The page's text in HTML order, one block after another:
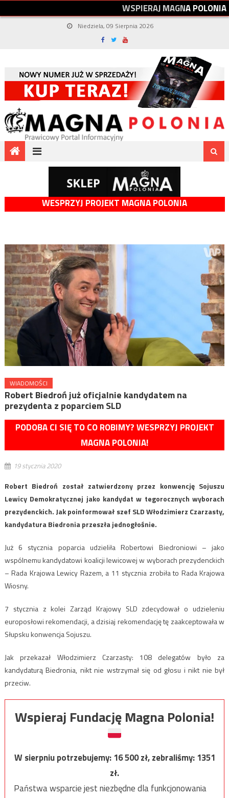
WSPIERAJMAGNAPOLONIA
Niedziela, 09 Sierpnia 2026
WESPRZYJ PROJEKT MAGNA POLONIA
WIADOMOŚCI
Robert Biedroń już oficjalnie kandydatem na
prezydenta z poparciem SLD
PODOBA CI SIĘ TO CO ROBIMY? WESPRZYJ PROJEKT
MAGNA POLONIA!
19 stycznia 2020
Robert Biedroń został zatwierdzony przez konwencję Sojuszu
Lewicy Demokratycznej jako kandydat w tegorocznych wyborach
prezydenckich. Jak poinformował szef SLD Włodzimierz Czarzasty,
kandydatura Biedronia przeszła jednogłośnie.
Już 6 stycznia poparcia udzieliła Robertowi Biedroniowi – jako
wspólnemu kandydatowi koalicji lewicowej w wyborach prezydenckich
– Rada Krajowa Lewicy Razem, a 11 stycznia zrobiła to Rada Krajowa
Wiosny.
7 stycznia z kolei Zarząd Krajowy SLD zdecydował o udzieleniu
europosłowi rekomendacji, a dzisiaj rekomendację tę zaakceptowała w
Słupsku konwencja Sojuszu.
Jak przekazał Włodzimierz Czarzasty: 108 delegatów było za
kandydaturą Biedronia, nikt nie wstrzymał się od głosu i nikt nie był
przeciw.
Wspieraj Fundację Magna Polonia!
W sierpniu potrzebujemy:16 500zł, zebraliśmy:1351
zł.
Państwa wsparcie jest niezbędne dla funkcjonowania